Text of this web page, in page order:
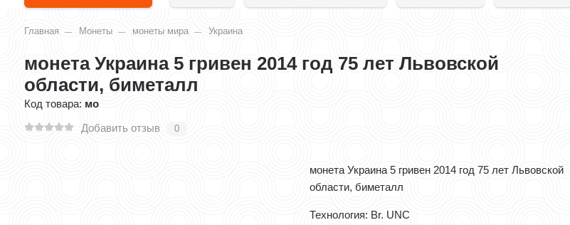
Главная Монеты монеты мира Украина
монета Украина 5 гривен 2014 год 75 лет Львовской
области, биметалл
Код товара: мо
Добавить отзыв
0
монета Украина 5 гривен 2014 год 75 лет Львовской
области, биметалл
Технология: Br. UNC